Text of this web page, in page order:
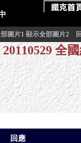
圖片1 顯示全部圖片2
全
回應